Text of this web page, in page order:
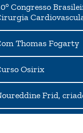
Congresso
Thomas Fogarty
Osirix
Frid,